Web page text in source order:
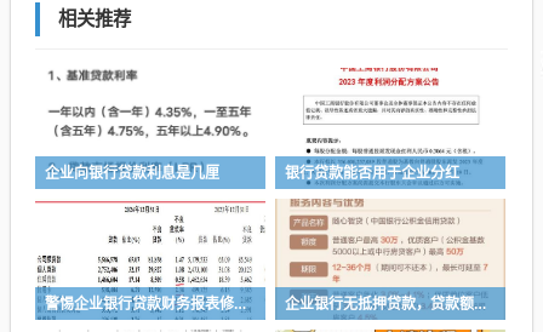
相关推荐
企业向银行贷款利息是几厘 银行贷款能否用于企业分红
警惕企业银行贷款财务报表修改的风险与应对策略 企业银行无抵押贷款，贷款额度的多与少